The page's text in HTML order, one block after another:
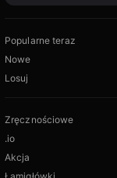
Popularne teraz
Nowe
Losuj
Zręcznościowe
.io
Akcja